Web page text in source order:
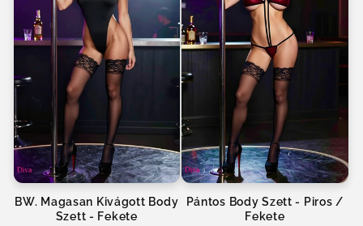
BW. Magasan Kivágott Body
Szett - Fekete
Pántos Body Szett - Piros /
Fekete